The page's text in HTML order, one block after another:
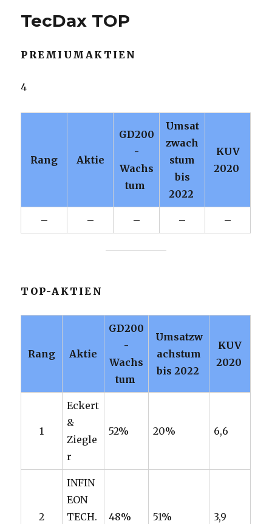
TecDax TOP
PREMIUMAKTIEN
4
Rang Aktie
GD200
-
Wachs
tum
Umsat
zwach
stum
bis
2022
KUV
2020
– – – – –
TOP-AKTIEN
Rang Aktie
GD200
-
Wachs
tum
Umsatzw
achstum
bis 2022
KUV
2020
1
Eckert
&
Ziegle
r
52% 20% 6,6
2
INFIN
EON
TECH.
48% 51% 3,9